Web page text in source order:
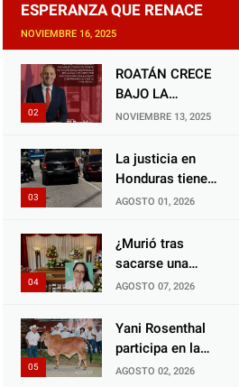
ESPERANZA QUE RENACE
NOVIEMBRE 16, 2025
ROATÁN CRECE
BAJO LA
ALCALDÍA DE RON
GESTOR ALIADO
DE LA
NOVIEMBRE 13, 2025
La justicia en
Honduras tiene
una deuda
animales, y
negarse a castigar
Choloma es
consolidar un
Estado que
AGOSTO 01, 2026
¿Murió tras
sacarse una
muela? Familia de
justicia por
presunta mala
AGOSTO 07, 2026
Yani Rosenthal
participa en la
Feria Nacional
AGOSTO 02, 2026